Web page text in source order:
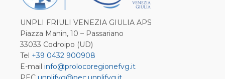
UNPLI FRIULI VENEZIA GIULIA APS
Piazza Manin, 10 – Passariano
33033 Codroipo (UD)
Tel +39 0432 900908
E-mail info@prolocoregionefvg.it